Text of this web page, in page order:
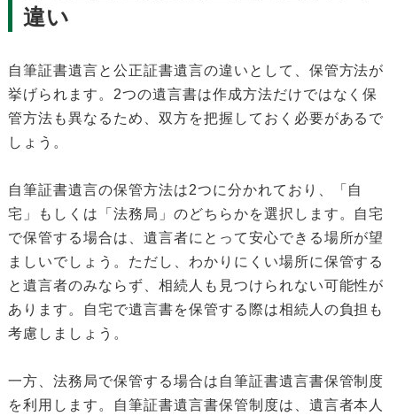
違い
自筆証書遺言と公正証書遺言の違いとして、保管方法が
挙げられます。2つの遺言書は作成方法だけではなく保
管方法も異なるため、双方を把握しておく必要があるで
しょう。
自筆証書遺言の保管方法は2つに分かれており、「自
宅」もしくは「法務局」のどちらかを選択します。自宅
で保管する場合は、遺言者にとって安心できる場所が望
ましいでしょう。ただし、わかりにくい場所に保管する
と遺言者のみならず、相続人も見つけられない可能性が
あります。自宅で遺言書を保管する際は相続人の負担も
考慮しましょう。
一方、法務局で保管する場合は自筆証書遺言書保管制度
を利用します。自筆証書遺言書保管制度は、遺言者本人